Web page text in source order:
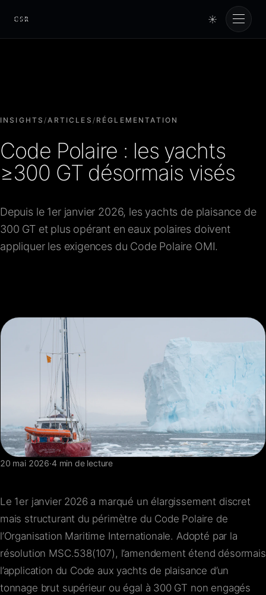
Cursorio
☀
Cursorio Manager
Tools
À propos
Contact
INSIGHTS/ARTICLES / RÉGLEMENTATION
Code Polaire : les yachts
≥300 GT désormais visés
Depuis le 1er janvier 2026, les yachts de plaisance de
300 GT et plus opérant en eaux polaires doivent
appliquer les exigences du Code Polaire OMI.
20 mai 2026·4 min de lecture
Le 1er janvier 2026 a marqué un élargissement discret
mais structurant du périmètre du Code Polaire de
l’Organisation Maritime Internationale. Adopté par la
résolution MSC.538(107), l’amendement étend désormais
l’application du Code aux yachts de plaisance d’un
tonnage brut supérieur ou égal à 300 GT non engagés